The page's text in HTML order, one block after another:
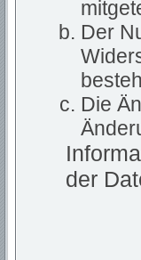
Der
Die
der